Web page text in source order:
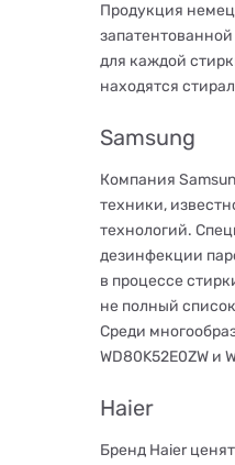
Продукция
для каждой
находятся
Samsung
Компания
техники,
технологий.
дезинфекции
в процессе
не полный
Среди
WD80K52E0ZW и
Haier
Бренд Haier